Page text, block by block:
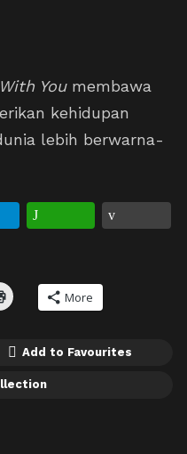
Youmembawa
kehidupan
lebih berwarna-
More
Add to Favourites